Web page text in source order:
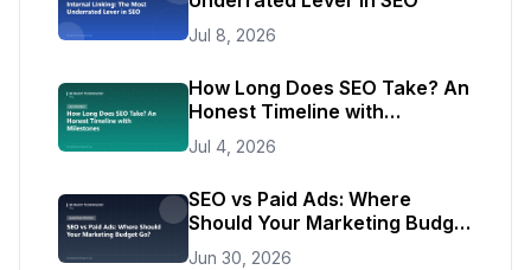
Jul 8, 2026
How Long Does SEO Take? An
Honest Timeline with
Milestones
Jul 4, 2026
SEO vs Paid Ads: Where
Should Your Marketing Budget
Go?
Jun 30, 2026